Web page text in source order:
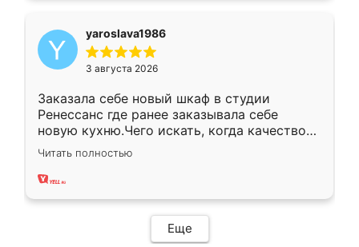
yaroslava1986
3 августа 2026
Заказала себе новый шкаф в студии
Ренессанс где ранее заказывала себе
новую кухню.Чего искать, когда качеством
вполне довольна. Служит кухня уже почти
два года, нареканий нет.
Читать полностью
Еще